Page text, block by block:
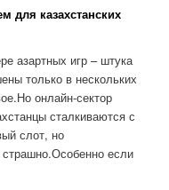
для казахстанских
азартных игр – штука
только в нескольких
онлайн-сектор
сталкиваются с
слот, но
страшно.Особенно если